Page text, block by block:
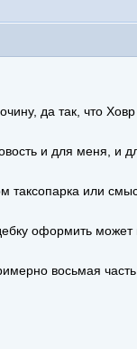
да так, что
и для меня, и
или
оформить
восьмая часть